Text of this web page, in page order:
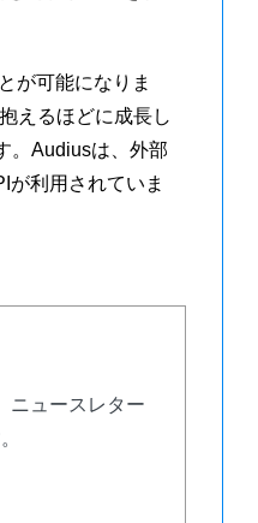
が可能になりま
えるほどに成長し
。Audiusは、外部
が利用されていま
ニュースレター